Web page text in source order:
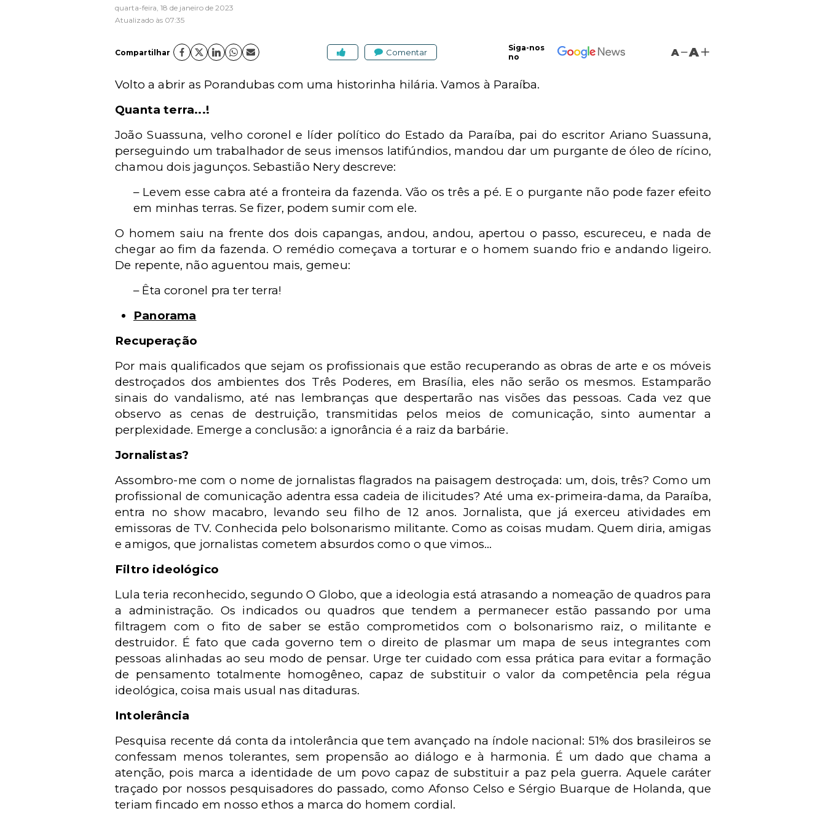
quarta-feira, 18 de janeiro de 2023
Atualizado às 07:35
Compartilhar Comentar
Siga-nos
no
A A
Volto a abrir as Porandubas com uma historinha hilária. Vamos à Paraíba.
Quanta terra...!
João Suassuna, velho coronel e líder político do Estado da Paraíba, pai do escritor Ariano Suassuna,
perseguindo um trabalhador de seus imensos latifúndios, mandou dar um purgante de óleo de rícino,
chamou dois jagunços. Sebastião Nery descreve:
– Levem esse cabra até a fronteira da fazenda. Vão os três a pé. E o purgante não pode fazer efeito
em minhas terras. Se fizer, podem sumir com ele.
O homem saiu na frente dos dois capangas, andou, andou, apertou o passo, escureceu, e nada de
chegar ao fim da fazenda. O remédio começava a torturar e o homem suando frio e andando ligeiro.
De repente, não aguentou mais, gemeu:
– Êta coronel pra ter terra!
Panorama
Recuperação
Por mais qualificados que sejam os profissionais que estão recuperando as obras de arte e os móveis
destroçados dos ambientes dos Três Poderes, em Brasília, eles não serão os mesmos. Estamparão
sinais do vandalismo, até nas lembranças que despertarão nas visões das pessoas. Cada vez que
observo as cenas de destruição, transmitidas pelos meios de comunicação, sinto aumentar a
perplexidade. Emerge a conclusão: a ignorância é a raiz da barbárie.
Jornalistas?
Assombro-me com o nome de jornalistas flagrados na paisagem destroçada: um, dois, três? Como um
profissional de comunicação adentra essa cadeia de ilicitudes? Até uma ex-primeira-dama, da Paraíba,
entra no show macabro, levando seu filho de 12 anos. Jornalista, que já exerceu atividades em
emissoras de TV. Conhecida pelo bolsonarismo militante. Como as coisas mudam. Quem diria, amigas
e amigos, que jornalistas cometem absurdos como o que vimos...
Filtro ideológico
Lula teria reconhecido, segundo O Globo, que a ideologia está atrasando a nomeação de quadros para
a administração. Os indicados ou quadros que tendem a permanecer estão passando por uma
filtragem com o fito de saber se estão comprometidos com o bolsonarismo raiz, o militante e
destruidor. É fato que cada governo tem o direito de plasmar um mapa de seus integrantes com
pessoas alinhadas ao seu modo de pensar. Urge ter cuidado com essa prática para evitar a formação
de pensamento totalmente homogêneo, capaz de substituir o valor da competência pela régua
ideológica, coisa mais usual nas ditaduras.
Intolerância
Pesquisa recente dá conta da intolerância que tem avançado na índole nacional: 51% dos brasileiros se
confessam menos tolerantes, sem propensão ao diálogo e à harmonia. É um dado que chama a
atenção, pois marca a identidade de um povo capaz de substituir a paz pela guerra. Aquele caráter
traçado por nossos pesquisadores do passado, como Afonso Celso e Sérgio Buarque de Holanda, que
teriam fincado em nosso ethos a marca do homem cordial.